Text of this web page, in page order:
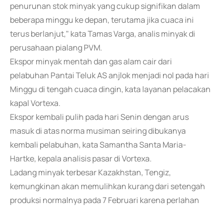
penurunan stok minyak yang cukup signifikan dalam
beberapa minggu ke depan, terutama jika cuaca ini
terus berlanjut," kata Tamas Varga, analis minyak di
perusahaan pialang PVM.
Ekspor minyak mentah dan gas alam cair dari
pelabuhan Pantai Teluk AS anjlok menjadi nol pada hari
Minggu di tengah cuaca dingin, kata layanan pelacakan
kapal Vortexa.
Ekspor kembali pulih pada hari Senin dengan arus
masuk di atas norma musiman seiring dibukanya
kembali pelabuhan, kata Samantha Santa Maria-
Hartke, kepala analisis pasar di Vortexa.
Ladang minyak terbesar Kazakhstan, Tengiz,
kemungkinan akan memulihkan kurang dari setengah
produksi normalnya pada 7 Februari karena perlahan